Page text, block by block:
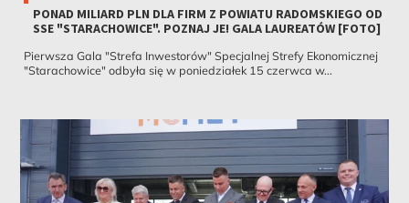
PONAD MILIARD PLN DLA FIRM Z POWIATU RADOMSKIEGO OD
SSE "STARACHOWICE". POZNAJ JE! GALA LAUREATÓW [FOTO]
Pierwsza Gala "Strefa Inwestorów" Specjalnej Strefy Ekonomicznej
"Starachowice" odbyła się w poniedziałek 15 czerwca w...